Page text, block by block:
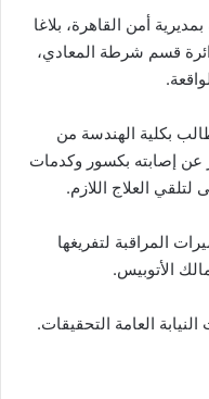
أمن القاهرة، بلاغا
قسم شرطة المعادي،
بكلية الهندسة من
عن إصابته بكسور وكدمات
العلاج اللازم.
المراقبة لتفريغها
الأتوبيس.
العامة التحقيقات.